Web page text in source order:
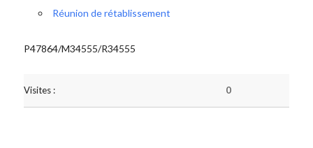
Réunion de rétablissement
P47864/M34555/R34555
Visites : 0